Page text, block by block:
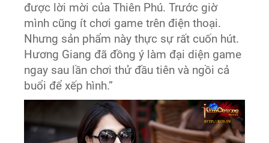
được lời mời của Thiên Phú. Trước giờ
mình cũng ít chơi game trên điện thoại.
Nhưng sản phẩm này thực sự rất cuốn hút.
Hương Giang đã đồng ý làm đại diện game
ngay sau lần chơi thử đầu tiên và ngồi cả
buổi để xếp hình.”